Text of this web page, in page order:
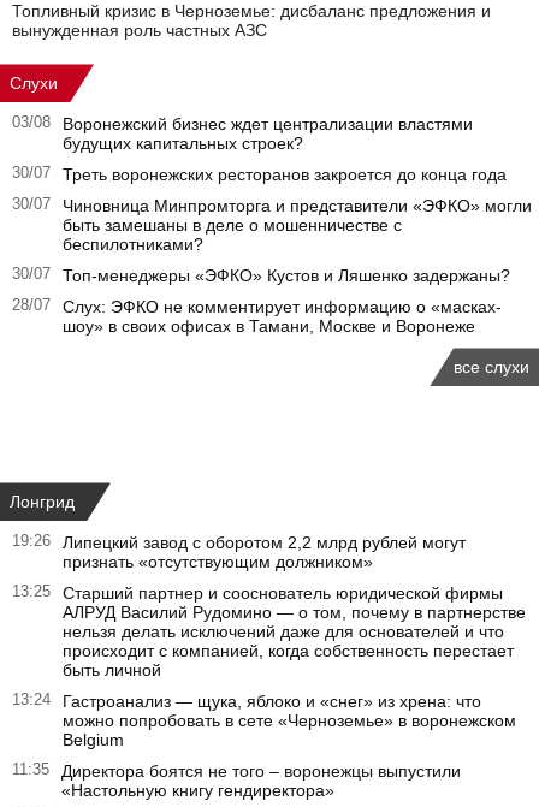
Топливный кризис в Черноземье: дисбаланс предложения и
вынужденная роль частных АЗС
Слухи
03/08
Воронежский бизнес ждет централизации властями
будущих капитальных строек?
30/07 Треть воронежских ресторанов закроется до конца года
30/07
Чиновница Минпромторга и представители «ЭФКО» могли
быть замешаны в деле о мошенничестве с
беспилотниками?
30/07 Топ-менеджеры «ЭФКО» Кустов и Ляшенко задержаны?
28/07
Слух: ЭФКО не комментирует информацию о «масках-
шоу» в своих офисах в Тамани, Москве и Воронеже
все слухи
Лонгрид
19:26
Липецкий завод с оборотом 2,2 млрд рублей могут
признать «отсутствующим должником»
13:25
Старший партнер и сооснователь юридической фирмы
АЛРУД Василий Рудомино — о том, почему в партнерстве
нельзя делать исключений даже для основателей и что
происходит с компанией, когда собственность перестает
быть личной
13:24
Гастроанализ — щука, яблоко и «снег» из хрена: что
можно попробовать в сете «Черноземье» в воронежском
Belgium
11:35
Директора боятся не того – воронежцы выпустили
«Настольную книгу гендиректора»